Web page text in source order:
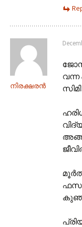
നിരക്ഷരന്‍
സിമി